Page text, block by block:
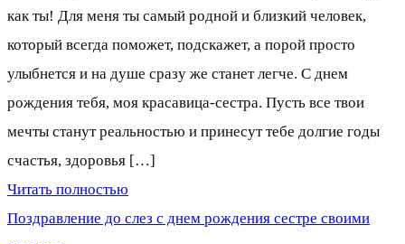
как ты! Для меня ты самый родной и близкий человек,
который всегда поможет, подскажет, а порой просто
улыбнется и на душе сразу же станет легче. С днем
рождения тебя, моя красавица-сестра. Пусть все твои
мечты станут реальностью и принесут тебе долгие годы
счастья, здоровья […]
Читать полностью
Поздравление до слез с днем рождения сестре своими